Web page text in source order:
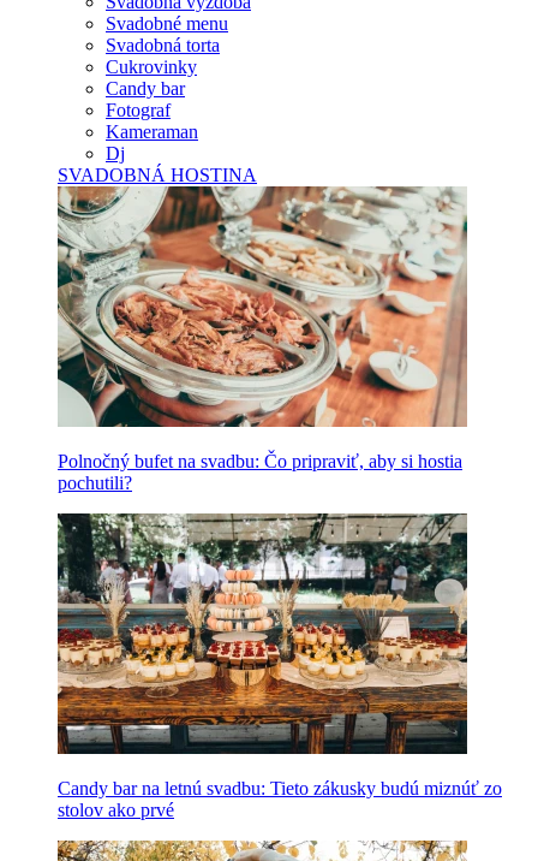
Svadobné menu
Svadobná torta
Cukrovinky
Candy bar
Fotograf
Kameraman
Dj
SVADOBNÁ HOSTINA
Polnočný bufet na svadbu: Čo pripraviť, aby si hostia
pochutili?
Candy bar na letnú svadbu: Tieto zákusky budú miznúť zo
stolov ako prvé